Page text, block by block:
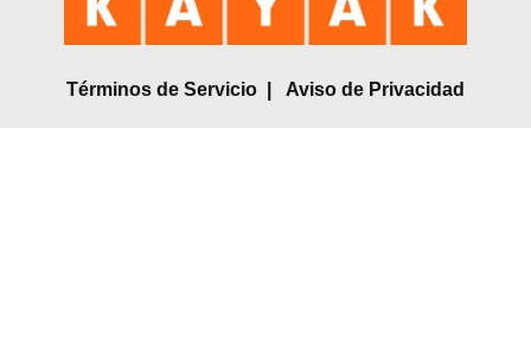
Términos de Servicio Aviso de Privacidad